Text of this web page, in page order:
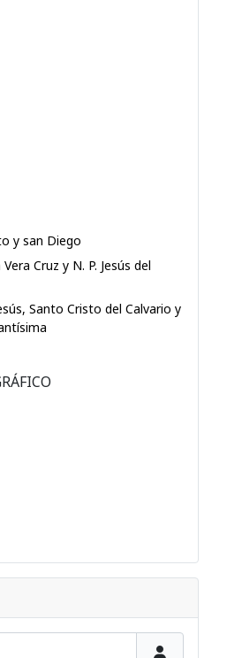
y san Diego
Cruz y N. P. Jesús del
Santo Cristo del Calvario y